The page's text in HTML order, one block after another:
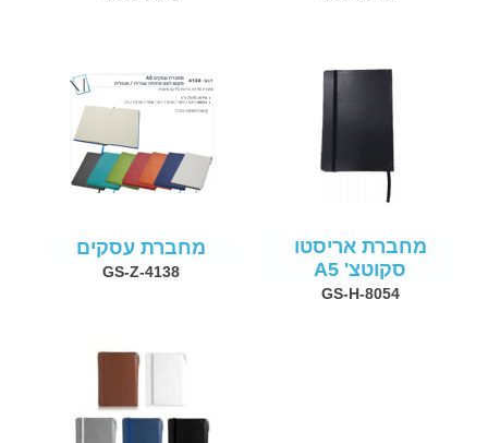
מחברת אריסטו
סקוטצ' A5
GS-H-8054
מחברת עסקים
GS-Z-4138